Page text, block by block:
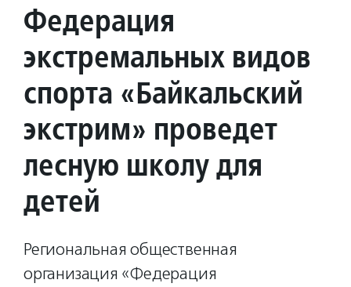
Федерация
экстремальных видов
спорта «Байкальский
экстрим» проведет
лесную школу для
детей
Региональная общественная
организация «Федерация